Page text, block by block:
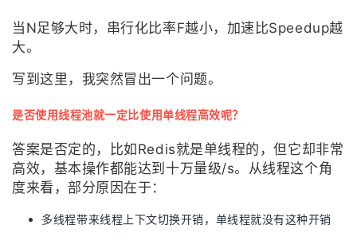
当N足够大时，串行化比率F越小，加速比Speedup越
大。
写到这里，我突然冒出一个问题。
是否使用线程池就一定比使用单线程高效呢？
答案是否定的，比如Redis就是单线程的，但它却非常
高效，基本操作都能达到十万量级/s。从线程这个角
度来看，部分原因在于：
多线程带来线程上下文切换开销，单线程就没有这种开销